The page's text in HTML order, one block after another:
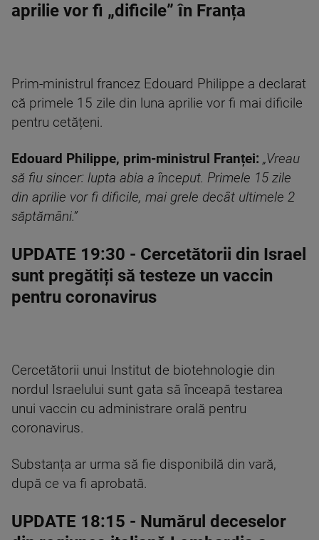
aprilie vor fi „dificile” în Franța
Prim-ministrul francez Edouard Philippe a declarat
că primele 15 zile din luna aprilie vor fi mai dificile
pentru cetățeni.
Edouard Philippe, prim-ministrul Franței: „Vreau
să fiu sincer: lupta abia a început. Primele 15 zile
din aprilie vor fi dificile, mai grele decât ultimele 2
săptămâni.”
UPDATE 19:30 - Cercetătorii din Israel
sunt pregătiți să testeze un vaccin
pentru coronavirus
Cercetătorii unui Institut de biotehnologie din
nordul Israelului sunt gata să înceapă testarea
unui vaccin cu administrare orală pentru
coronavirus.
Substanța ar urma să fie disponibilă din vară,
după ce va fi aprobată.
UPDATE 18:15 - Numărul deceselor